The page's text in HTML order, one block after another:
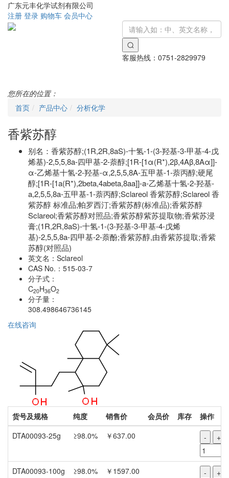
广东元丰化学试剂有限公司
注册 登录 购物车 会员中心
客服热线： 0751-2829979
您所在的位置：
首页
产品中心 分析化学
香紫苏醇
别名： 香紫苏醇;(1R,2R,8aS)-十氢-1-(3-羟基-3-甲基-4-戊
烯基)-2,5,5,8a-四甲基-2-萘醇;[1R-[1α(R*),2β,4Aβ,8Aα]]-
α-乙烯基十氢-2-羟基-α,2,5,5,8A-五甲基-1-萘丙醇;硬尾
醇;[1R-[1a(R*),2beta,4abeta,8aa]]-a-乙烯基十氢-2-羟基-
a,2,5,5,8a-五甲基-1-萘丙醇;Sclareol 香紫苏醇;Sclareol 香
紫苏醇 标准品;帕罗西汀;香紫苏醇(标准品);香紫苏醇
Sclareol;香紫苏醇对照品;香紫苏醇紫苏提取物;香紫苏浸
膏;(1R,2R,8aS)-十氢-1-(3-羟基-3-甲基-4-戊烯
基)-2,5,5,8a-四甲基-2-萘酚;香紫苏醇,由香紫苏提取;香紫
苏醇(对照品)
英文名： Sclareol
CAS No.： 515-03-7
分子式：
C20H36O2
分子量：
308.498646736145
在线咨询
货号及规格 纯度 销售价 会员价 库存
操作
DTA00093-25g
≥98.0% ￥637.00 - +
DTA00093-100g ≥98.0% ￥1597.00 - +